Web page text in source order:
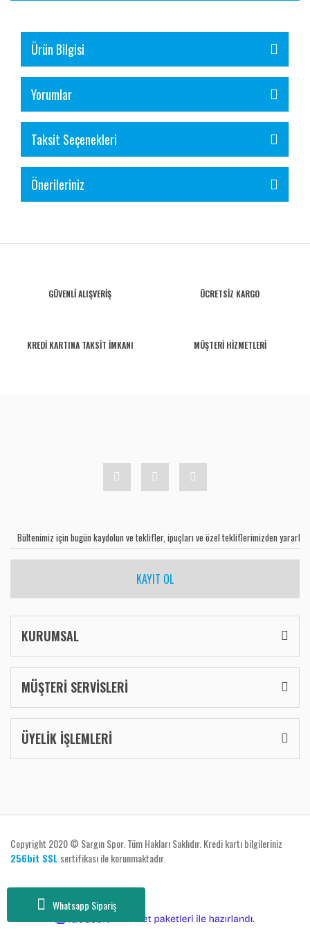
Whatsapp Sipariş
Ürün Bilgisi
Yorumlar
Taksit Seçenekleri
Önerileriniz
GÜVENLİ ALIŞVERİŞ ÜCRETSİZ KARGO
KREDİ KARTINA TAKSİT İMKANI MÜŞTERİ HİZMETLERİ
KAYIT OL
KURUMSAL
MÜŞTERİ SERVİSLERİ
ÜYELİK İŞLEMLERİ
Copyright 2020 © Sargın Spor. Tüm Hakları Saklıdır. Kredi kartı bilgileriniz
256bit SSL sertifikası ile korunmaktadır.
e-